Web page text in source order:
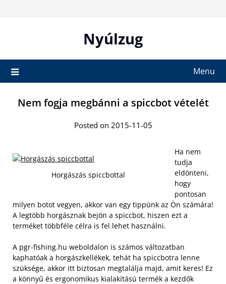
Nyúlzug
Menu
Nem fogja megbánni a spiccbot vételét
Posted on 2015-11-05
Horgászás spiccbottal
Ha nem
tudja
eldönteni,
hogy
pontosan
milyen botot vegyen, akkor van egy tippünk az Ön számára!
A legtöbb horgásznak bejön a spiccbot, hiszen ezt a
terméket többféle célra is fel lehet használni.
A pgr-fishing.hu weboldalon is számos változatban
kaphatóak a horgászkellékek, tehát ha spiccbotra lenne
szüksége, akkor itt biztosan megtalálja majd, amit keres! Ez
a könnyű és ergonomikus kialakítású termék a kezdők